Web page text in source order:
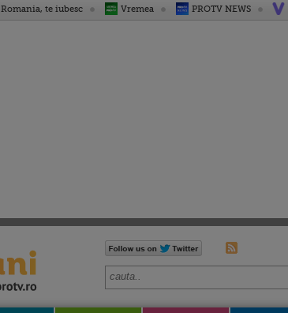
Romania, te iubesc Vremea PROTV NEWS